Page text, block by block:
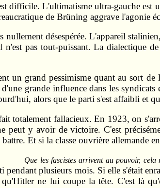
difficile. L'ultimatisme ultra-gauche
de Brüning aggrave l'agonie
désespérée. L'appareil
pas tout-puissant. La dialectique
un grand pessimisme quant au sort
grande influence dans les
alors que le parti s'est affaibli et
totalement fallacieux. En 1923, on
y avoir de victoire. C'est
Et si la classe ouvrière allemande
Que les fascistes arrivent au pouvoir, cela
pendant plusieurs mois. Si elle s'était
ne lui coupe la tête. C'est là